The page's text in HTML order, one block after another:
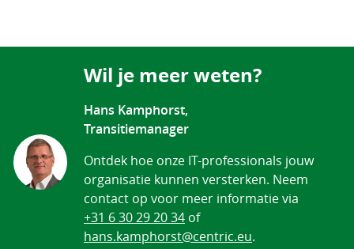
Wil je meer weten?
Hans Kamphorst,
Transitiemanager
Ontdek hoe onze IT-professionals jouw
organisatie kunnen versterken. Neem
contact op voor meer informatie via
+31 6 30 29 20 34 of
hans.kamphorst@centric.eu.